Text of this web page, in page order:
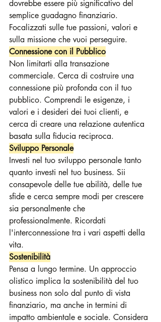
dovrebbe essere più significativo del
semplice guadagno finanziario.
Focalizzati sulle tue passioni, valori e
sulla missione che vuoi perseguire.
Connessione con il Pubblico
Non limitarti alla transazione
commerciale. Cerca di costruire una
connessione più profonda con il tuo
pubblico. Comprendi le esigenze, i
valori e i desideri dei tuoi clienti, e
cerca di creare una relazione autentica
basata sulla fiducia reciproca.
Sviluppo Personale
Investi nel tuo sviluppo personale tanto
quanto investi nel tuo business. Sii
consapevole delle tue abilità, delle tue
sfide e cerca sempre modi per crescere
sia personalmente che
professionalmente. Ricordati
l'interconnessione tra i vari aspetti della
vita.
Sostenibilità
Pensa a lungo termine. Un approccio
olistico implica la sostenibilità del tuo
business non solo dal punto di vista
finanziario, ma anche in termini di
impatto ambientale e sociale. Considera